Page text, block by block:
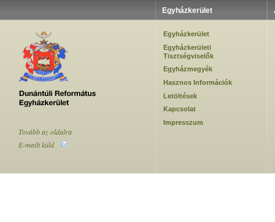
Egyházkerület
Egyházkerület
Egyházkerületi
Tisztségviselők
Egyházmegyék
Hasznos Információk
Letöltések
Kapcsolat
Impresszum
Tovább az oldalra
E-mailt küld